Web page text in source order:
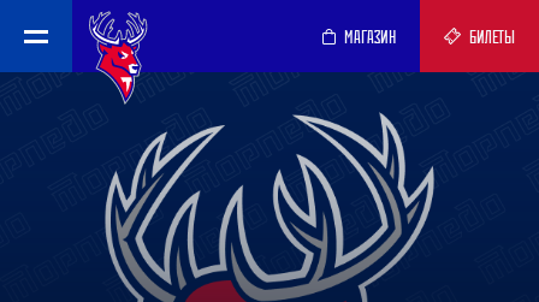
МАГАЗИН БИЛЕТЫ